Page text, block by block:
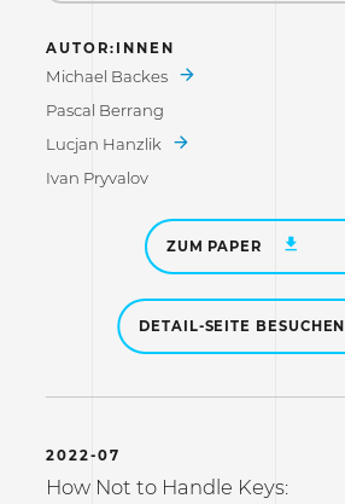
AUTOR:INNEN
Michael Backes
Pascal Berrang
Lucjan Hanzlik
Ivan Pryvalov
ZUM PAPER
DETAIL-SEITE BESUCHEN
2022-07
How Not to Handle Keys: